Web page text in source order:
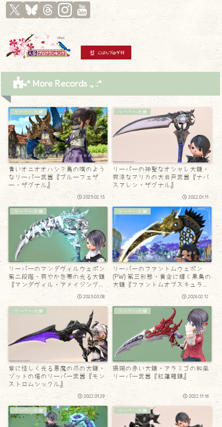
* More Records .｡.:*
リーパー-大鎌
青いオニオオハシ？鳥の嘴のよう
なリーパー武器『ブルーフェザ
ー・ザグナル』
2025.02.13
リーパー-大鎌
リーパーの神聖なオシャレ大鎌・
爽涼なマリカの大井戸武器『ナバ
スアレン・ザグナル』
2022.01.11
リーパー-大鎌
リーパーのマンダヴィルウェポン
第二段階・爽やか包帯の光る大鎌
『マンダヴィル・アメイジング・
2023.03.08
リーパー-大鎌
リーパーのファントムウェポン
(PW) 第三形態・黄金に輝く黒鳥の
大鎌『ファントムオブスキュラ
ム・ウォーサイズ』
2026.02.12
リーパー-大鎌
紫に怪しく光る悪魔の爪の大鎌・
ゾットの塔のリーパー武器『モン
ストロムシックル』
2022.01.29
リーパー-大鎌
珊瑚の赤い大鎌・アラミゴの和風
リーパー武器『紅蓮薙鎌』
2022.11.16
リーパー-大鎌 リーパー-大鎌